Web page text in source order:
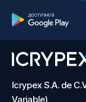
Icrypex S.A. de
Variable)